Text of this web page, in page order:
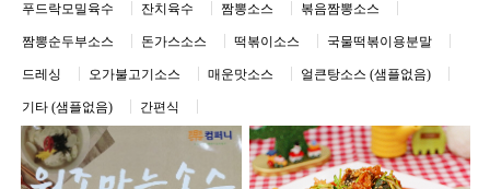
푸드락모밀육수 잔치육수 짬뽕소스 볶음짬뽕소스
짬뽕순두부소스 돈가스소스 떡볶이소스 국물떡볶이용분말
드레싱 오가불고기소스 매운맛소스 얼큰탕소스 (샘플없음)
기타 (샘플없음) 간편식